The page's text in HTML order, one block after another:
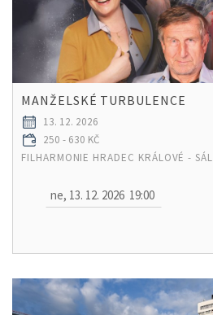
MANŽELSKÉ TURBULENCE
13. 12. 2026
250 - 630 KČ
FILHARMONIE HRADEC KRÁLOVÉ - SÁL
ne, 13. 12. 2026 19:00